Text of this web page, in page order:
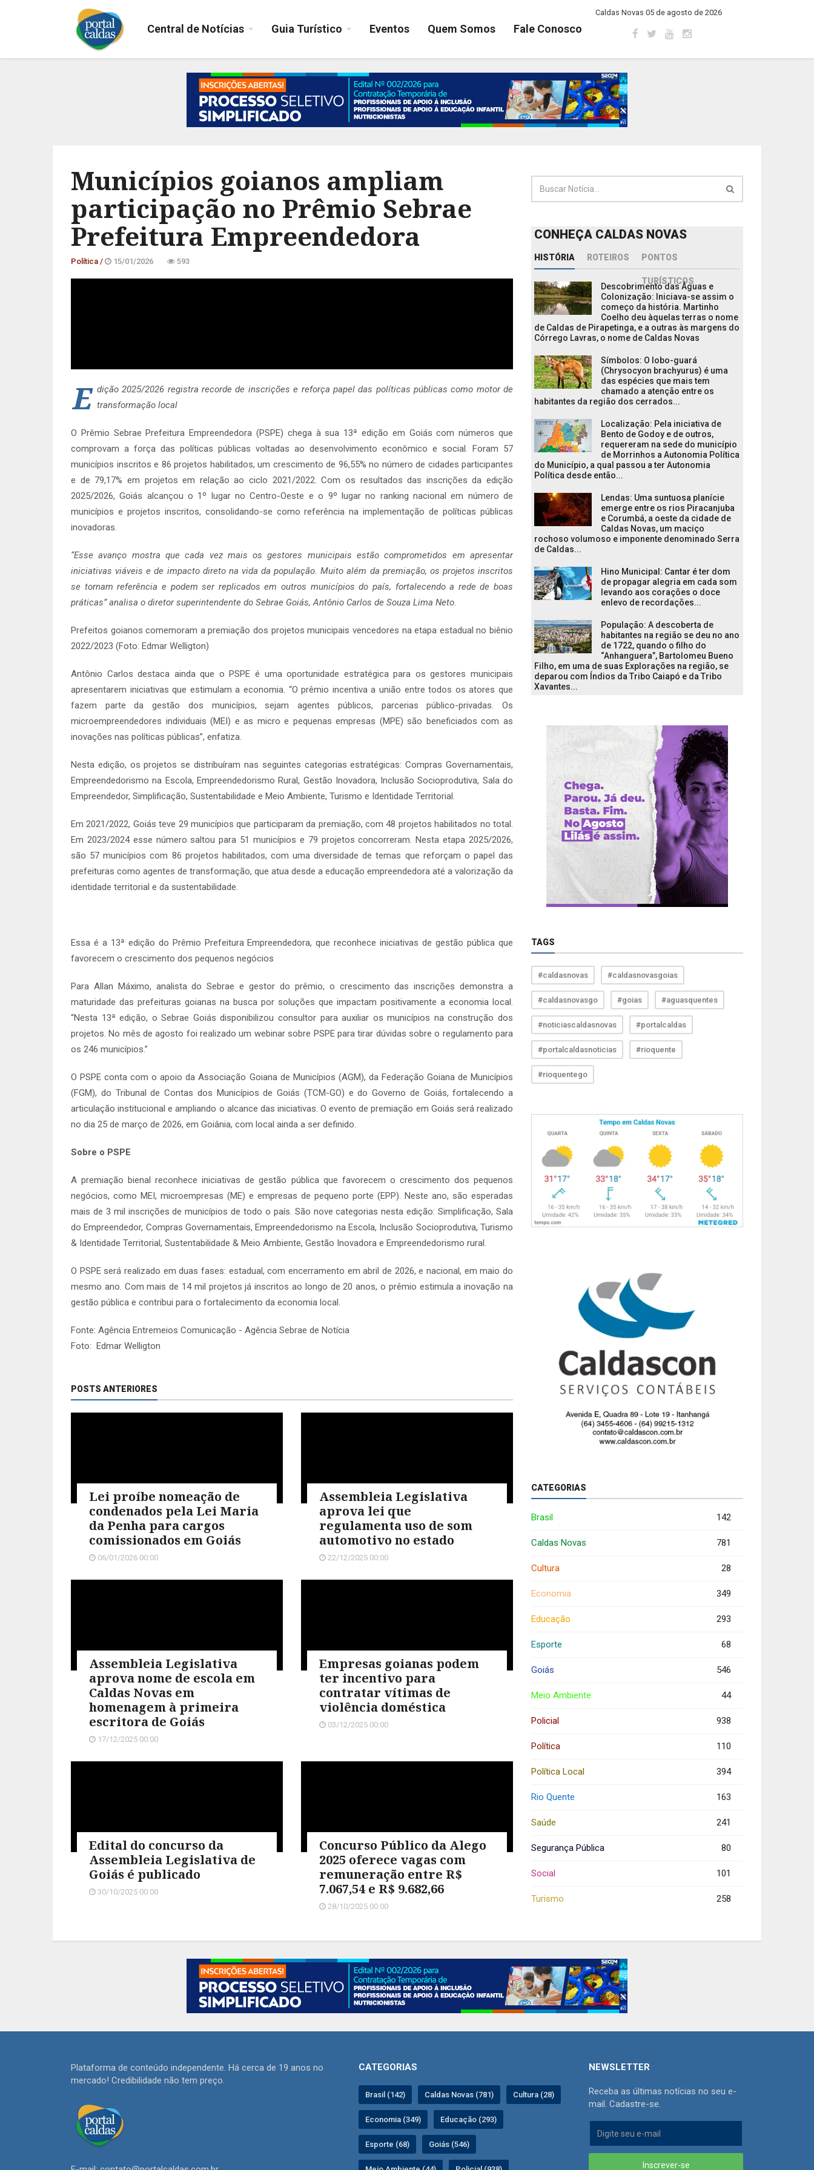
Central de Notícias Guia Turístico Eventos Quem Somos Fale Conosco
Caldas Novas 05 de agosto de 2026
Municípios goianos ampliam
participação no Prêmio Sebrae
Prefeitura Empreendedora
Política / 15/01/2026 593
E dição 2025/2026 registra recorde de inscrições e reforça papel das políticas públicas como motor de
transformação local
O Prêmio Sebrae Prefeitura Empreendedora (PSPE) chega à sua 13ª edição em Goiás com números que
comprovam a força das políticas públicas voltadas ao desenvolvimento econômico e social. Foram 57
municípios inscritos e 86 projetos habilitados, um crescimento de 96,55% no número de cidades participantes
e de 79,17% em projetos em relação ao ciclo 2021/2022. Com os resultados das inscrições da edição
2025/2026, Goiás alcançou o 1º lugar no Centro-Oeste e o 9º lugar no ranking nacional em número de
municípios e projetos inscritos, consolidando-se como referência na implementação de políticas públicas
inovadoras.
“Esse avanço mostra que cada vez mais os gestores municipais estão comprometidos em apresentar
iniciativas viáveis e de impacto direto na vida da população. Muito além da premiação, os projetos inscritos
se tornam referência e podem ser replicados em outros municípios do país, fortalecendo a rede de boas
práticas” analisa o diretor superintendente do Sebrae Goiás, Antônio Carlos de Souza Lima Neto.
Prefeitos goianos comemoram a premiação dos projetos municipais vencedores na etapa estadual no biênio
2022/2023 (Foto: Edmar Welligton)
Antônio Carlos destaca ainda que o PSPE é uma oportunidade estratégica para os gestores municipais
apresentarem iniciativas que estimulam a economia. “O prêmio incentiva a união entre todos os atores que
fazem parte da gestão dos municípios, sejam agentes públicos, parcerias público-privadas. Os
microempreendedores individuais (MEI) e as micro e pequenas empresas (MPE) são beneficiados com as
inovações nas políticas públicas”, enfatiza.
Nesta edição, os projetos se distribuíram nas seguintes categorias estratégicas: Compras Governamentais,
Empreendedorismo na Escola, Empreendedorismo Rural, Gestão Inovadora, Inclusão Socioprodutiva, Sala do
Empreendedor, Simplificação, Sustentabilidade e Meio Ambiente, Turismo e Identidade Territorial.
Em 2021/2022, Goiás teve 29 municípios que participaram da premiação, com 48 projetos habilitados no total.
Em 2023/2024 esse número saltou para 51 municípios e 79 projetos concorreram. Nesta etapa 2025/2026,
são 57 municípios com 86 projetos habilitados, com uma diversidade de temas que reforçam o papel das
prefeituras como agentes de transformação, que atua desde a educação empreendedora até a valorização da
identidade territorial e da sustentabilidade.
Essa é a 13ª edição do Prêmio Prefeitura Empreendedora, que reconhece iniciativas de gestão pública que
favorecem o crescimento dos pequenos negócios
Para Allan Máximo, analista do Sebrae e gestor do prêmio, o crescimento das inscrições demonstra a
maturidade das prefeituras goianas na busca por soluções que impactam positivamente a economia local.
“Nesta 13ª edição, o Sebrae Goiás disponibilizou consultor para auxiliar os municípios na construção dos
projetos. No mês de agosto foi realizado um webinar sobre PSPE para tirar dúvidas sobre o regulamento para
os 246 municípios.”
O PSPE conta com o apoio da Associação Goiana de Municípios (AGM), da Federação Goiana de Municípios
(FGM), do Tribunal de Contas dos Municípios de Goiás (TCM-GO) e do Governo de Goiás, fortalecendo a
articulação institucional e ampliando o alcance das iniciativas. O evento de premiação em Goiás será realizado
no dia 25 de março de 2026, em Goiânia, com local ainda a ser definido.
Sobre o PSPE
A premiação bienal reconhece iniciativas de gestão pública que favorecem o crescimento dos pequenos
negócios, como MEI, microempresas (ME) e empresas de pequeno porte (EPP). Neste ano, são esperadas
mais de 3 mil inscrições de municípios de todo o país. São nove categorias nesta edição: Simplificação, Sala
do Empreendedor, Compras Governamentais, Empreendedorismo na Escola, Inclusão Socioprodutiva, Turismo
& Identidade Territorial, Sustentabilidade & Meio Ambiente, Gestão Inovadora e Empreendedorismo rural.
O PSPE será realizado em duas fases: estadual, com encerramento em abril de 2026, e nacional, em maio do
mesmo ano. Com mais de 14 mil projetos já inscritos ao longo de 20 anos, o prêmio estimula a inovação na
gestão pública e contribui para o fortalecimento da economia local.
Fonte: Agência Entremeios Comunicação - Agência Sebrae de Notícia
Foto: Edmar Welligton
POSTS ANTERIORES
Lei proíbe nomeação de
condenados pela Lei Maria
da Penha para cargos
comissionados em Goiás
06/01/2026 00:00
Assembleia Legislativa
aprova lei que
regulamenta uso de som
automotivo no estado
22/12/2025 00:00
Assembleia Legislativa
aprova nome de escola em
Caldas Novas em
homenagem à primeira
escritora de Goiás
17/12/2025 00:00
Empresas goianas podem
ter incentivo para
contratar vítimas de
violência doméstica
03/12/2025 00:00
Edital do concurso da
Assembleia Legislativa de
Goiás é publicado
30/10/2025 00:00
Concurso Público da Alego
2025 oferece vagas com
remuneração entre R$
7.067,54 e R$ 9.682,66
28/10/2025 00:00
CONHEÇA CALDAS NOVAS
HISTÓRIA ROTEIROS PONTOS
TURÍSTICOS
Descobrimento das Águas e
Colonização: Iniciava-se assim o
começo da história. Martinho
Coelho deu àquelas terras o nome
de Caldas de Pirapetinga, e a outras às margens do
Córrego Lavras, o nome de Caldas Novas
Símbolos: O lobo-guará
(Chrysocyon brachyurus) é uma
das espécies que mais tem
chamado a atenção entre os
habitantes da região dos cerrados...
Localização: Pela iniciativa de
Bento de Godoy e de outros,
requereram na sede do município
de Morrinhos a Autonomia Política
do Município, a qual passou a ter Autonomia
Política desde então...
Lendas: Uma suntuosa planície
emerge entre os rios Piracanjuba
e Corumbá, a oeste da cidade de
Caldas Novas, um maciço
rochoso volumoso e imponente denominado Serra
de Caldas...
Hino Municipal: Cantar é ter dom
de propagar alegria em cada som
levando aos corações o doce
enlevo de recordações...
População: A descoberta de
habitantes na região se deu no ano
de 1722, quando o filho do
“Anhanguera”, Bartolomeu Bueno
Filho, em uma de suas Explorações na região, se
deparou com Índios da Tribo Caiapó e da Tribo
Xavantes...
TAGS
#caldasnovas #caldasnovasgoias
#caldasnovasgo #goias #aguasquentes
#noticiascaldasnovas #portalcaldas
#portalcaldasnoticias #rioquente
#rioquentego
CATEGORIAS
Brasil 142
Caldas Novas 781
Cultura 28
Economia 349
Educação 293
Esporte 68
Goiás 546
Meio Ambiente 44
Policial 938
Política 110
Política Local 394
Rio Quente 163
Saúde 241
Segurança Pública 80
Social 101
Turismo 258
Plataforma de conteúdo independente. Há cerca de 19 anos no
mercado! Credibilidade não tem preço.
CATEGORIAS
Brasil (142) Caldas Novas (781) Cultura (28)
Economia (349) Educação (293)
Esporte (68) Goiás (546)
NEWSLETTER
Receba as últimas notícias no seu e-
mail. Cadastre-se.
Inscrever-se